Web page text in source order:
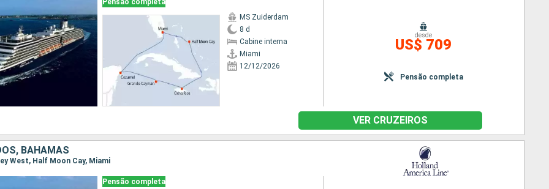
Pensão completa
MS Zuiderdam
8 d
Cabine interna
Miami
12/12/2026
desde
US$ 709
Pensão completa
VER CRUZEIROS
BAHAMAS
West, Half Moon Cay, Miami
Pensão completa